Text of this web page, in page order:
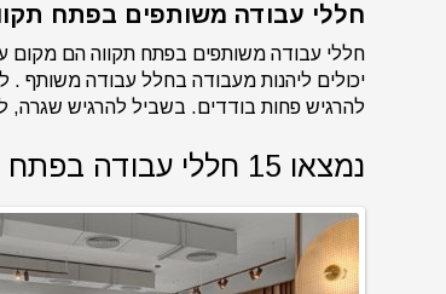
חללי עבודה משותפים בפתח
חללי עבודה משותפים בפתח תקווה הם מקום
יכולים ליהנות מעבודה בחלל עבודה
להרגיש פחות בודדים. בשביל להרגיש
נמצאו 15 חללי עבודה בפתח תקווה